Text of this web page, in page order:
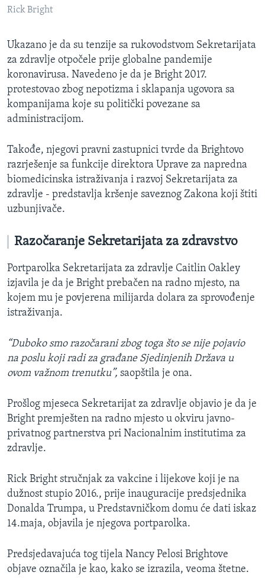
Rick Bright
Ukazano je da su tenzije sa rukovodstvom Sekretarijata
za zdravlje otpočele prije globalne pandemije
koronavirusa. Navedeno je da je Bright 2017.
protestovao zbog nepotizma i sklapanja ugovora sa
kompanijama koje su politički povezane sa
administracijom.
Takođe, njegovi pravni zastupnici tvrde da Brightovo
razrješenje sa funkcije direktora Uprave za napredna
biomedicinska istraživanja i razvoj Sekretarijata za
zdravlje - predstavlja kršenje saveznog Zakona koji štiti
uzbunjivače.
Razočaranje Sekretarijata za zdravstvo
Portparolka Sekretarijata za zdravlje Caitlin Oakley
izjavila je da je Bright prebačen na radno mjesto, na
kojem mu je povjerena milijarda dolara za sprovođenje
istraživanja.
“Duboko smo razočarani zbog toga što se nije pojavio
na poslu koji radi za građane Sjedinjenih Država u
ovom važnom trenutku”, saopštila je ona.
Prošlog mjeseca Sekretarijat za zdravlje objavio je da je
Bright premješten na radno mjesto u okviru javno-
privatnog partnerstva pri Nacionalnim institutima za
zdravlje.
Rick Bright stručnjak za vakcine i lijekove koji je na
dužnost stupio 2016., prije inauguracije predsjednika
Donalda Trumpa, u Predstavničkom domu će dati iskaz
14.maja, objavila je njegova portparolka.
Predsjedavajuća tog tijela Nancy Pelosi Brightove
objave označila je kao, kako se izrazila, veoma štetne.